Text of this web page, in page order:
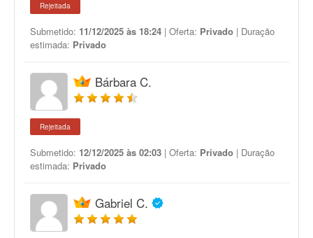
Rejeitada
Submetido: 11/12/2025 às 18:24 | Oferta: Privado | Duração
estimada: Privado
Bárbara C.
Rejeitada
Submetido: 12/12/2025 às 02:03 | Oferta: Privado | Duração
estimada: Privado
Gabriel C.